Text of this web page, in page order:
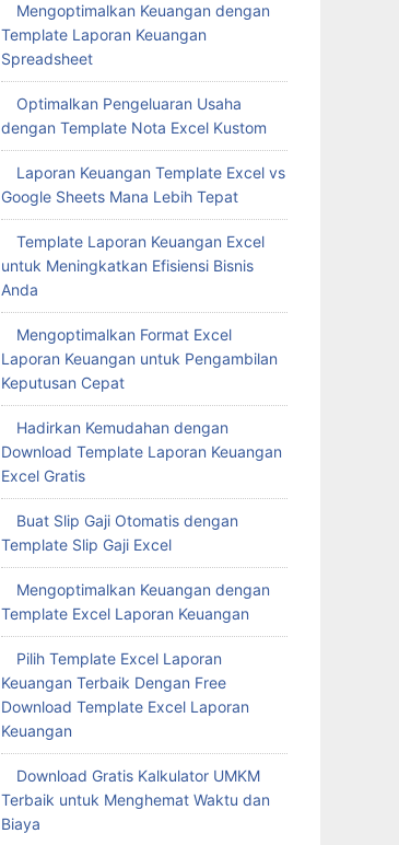
Mengoptimalkan Keuangan dengan
Template Laporan Keuangan
Spreadsheet
Optimalkan Pengeluaran Usaha
dengan Template Nota Excel Kustom
Laporan Keuangan Template Excel vs
Google Sheets Mana Lebih Tepat
Template Laporan Keuangan Excel
untuk Meningkatkan Efisiensi Bisnis
Anda
Mengoptimalkan Format Excel
Laporan Keuangan untuk Pengambilan
Keputusan Cepat
Hadirkan Kemudahan dengan
Download Template Laporan Keuangan
Excel Gratis
Buat Slip Gaji Otomatis dengan
Template Slip Gaji Excel
Mengoptimalkan Keuangan dengan
Template Excel Laporan Keuangan
Pilih Template Excel Laporan
Keuangan Terbaik Dengan Free
Download Template Excel Laporan
Keuangan
Download Gratis Kalkulator UMKM
Terbaik untuk Menghemat Waktu dan
Biaya